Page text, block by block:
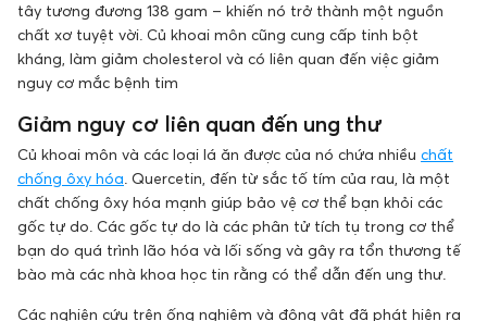
tây tương đương 138 gam – khiến nó trở thành một nguồn
chất xơ tuyệt vời. Củ khoai môn cũng cung cấp tinh bột
kháng, làm giảm cholesterol và có liên quan đến việc giảm
nguy cơ mắc bệnh tim
Giảm nguy cơ liên quan đến ung thư
Củ khoai môn và các loại lá ăn được của nó chứa nhiều chất
chống ôxy hóa . Quercetin, đến từ sắc tố tím của rau, là một
chất chống ôxy hóa mạnh giúp bảo vệ cơ thể bạn khỏi các
gốc tự do. Các gốc tự do là các phân tử tích tụ trong cơ thể
bạn do quá trình lão hóa và lối sống và gây ra tổn thương tế
bào mà các nhà khoa học tin rằng có thể dẫn đến ung thư.
Các nghiên cứu trên ống nghiệm và động vật đã phát hiện ra